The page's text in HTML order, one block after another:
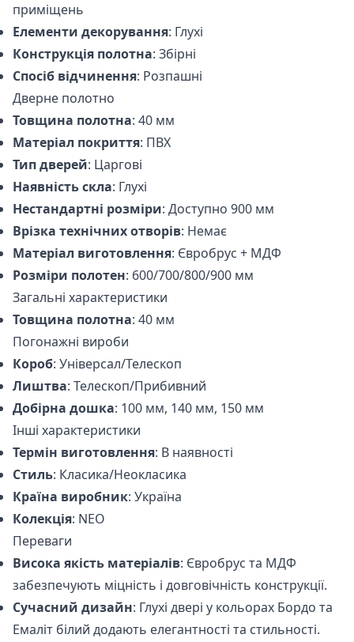
приміщень
Елементи декорування: Глухі
Конструкція полотна: Збірні
Спосіб відчинення: Розпашні
Дверне полотно
Товщина полотна: 40 мм
Матеріал покриття: ПВХ
Тип дверей: Царгові
Наявність скла: Глухі
Нестандартні розміри: Доступно 900 мм
Врізка технічних отворів: Немає
Матеріал виготовлення: Євробрус + МДФ
Розміри полотен: 600/700/800/900 мм
Загальні характеристики
Товщина полотна: 40 мм
Погонажні вироби
Короб: Універсал/Телескоп
Лиштва: Телескоп/Прибивний
Добірна дошка: 100 мм, 140 мм, 150 мм
Інші характеристики
Термін виготовлення: В наявності
Стиль: Класика/Неокласика
Країна виробник: Україна
Колекція: NEO
Переваги
Висока якість матеріалів: Євробрус та МДФ
забезпечують міцність і довговічність конструкції.
Сучасний дизайн: Глухі двері у кольорах Бордо та
Емаліт білий додають елегантності та стильності.